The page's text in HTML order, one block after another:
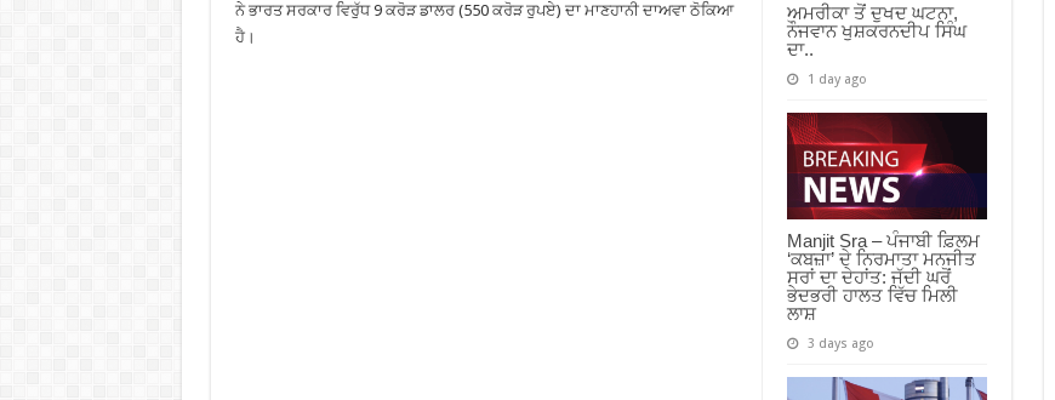
ਅਮਰੀਕਾ ਤੋਂ ਦੁਖਦ ਘਟਨਾ,
ਨੌਜਵਾਨ ਖੁਸ਼ਕਰਨਦੀਪ ਸਿੰਘ
ਦਾ..
1 day ago
Manjit Sra – ਪੰਜਾਬੀ ਫ਼ਿਲਮ
‘ਕਬਜ਼ਾ’ ਦੇ ਨਿਰਮਾਤਾ ਮਨਜੀਤ
ਸਰਾਂ ਦਾ ਦੇਹਾਂਤ: ਜੱਦੀ ਘਰੋਂ
ਭੇਦਭਰੀ ਹਾਲਤ ਵਿੱਚ ਮਿਲੀ
ਲਾਸ਼
3 days ago
ਨੇ ਭਾਰਤ ਸਰਕਾਰ ਵਿਰੁੱਧ 9 ਕਰੋੜ ਡਾਲਰ (550 ਕਰੋੜ ਰੁਪਏ) ਦਾ ਮਾਣਹਾਨੀ ਦਾਅਵਾ ਠੋਕਿਆ
ਹੈ।